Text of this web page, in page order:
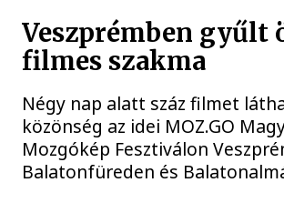
Veszprémben gyűlt
filmes szakma
Négy nap alatt száz filmet
közönség az idei MOZ.GO
Mozgókép Fesztiválon
Balatonfüreden és